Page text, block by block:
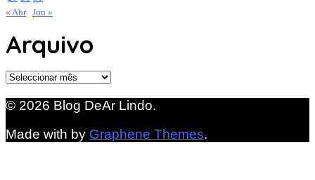
« Abr Jun »
Arquivo
Arquivo
© 2026 Blog DeAr Lindo.
Made with by Graphene Themes.